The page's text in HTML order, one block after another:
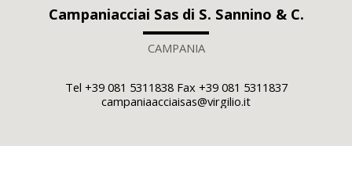
Campaniacciai Sas di S. Sannino & C.
CAMPANIA
Tel +39 081 5311838 Fax +39 081 5311837
campaniaacciaisas@virgilio.it